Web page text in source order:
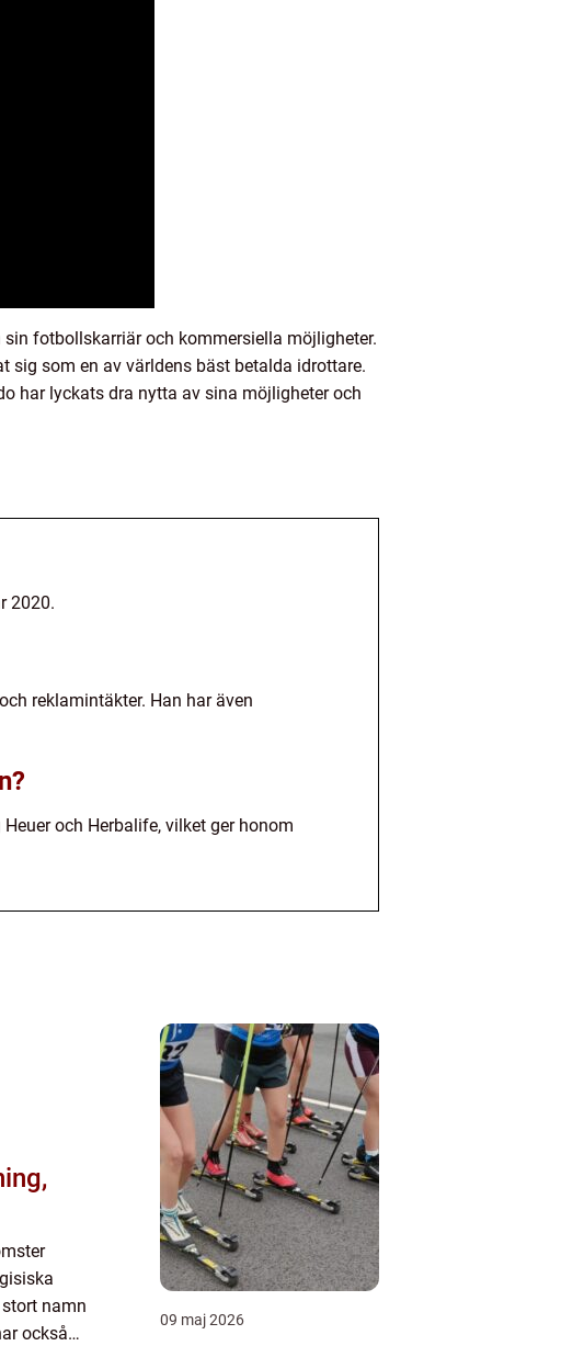
fotbollskarriär och kommersiella möjligheter.
sig som en av världens bäst betalda idrottare.
har lyckats dra nytta av sina möjligheter och
2020.
reklamintäkter. Han har även
och Herbalife, vilket ger honom
namn
också
09 maj 2026